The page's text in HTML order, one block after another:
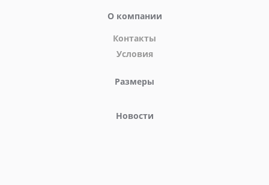
О компании
Контакты
Условия
Размеры
Новости